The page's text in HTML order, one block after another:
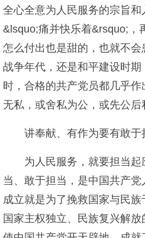
全心全意为人民服务的宗旨
&lsquo;痛并快乐着&rsquo;，
怎么付出也是甜的，也就不会
战争年代，还是和平建设时
时，合格的共产党员都几乎
无私，或舍私为公，或先公后
讲奉献、有作为要有敢于
为人民服务，就要担当
当、敢于担当，是中国共产
成立就是为了挽救国家与民
国家主权独立、民族复兴解放